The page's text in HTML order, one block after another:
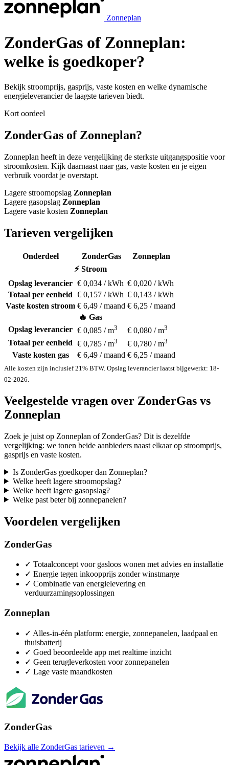
Zonneplan
ZonderGas of Zonneplan:
welke is goedkoper?
Bekijk stroomprijs, gasprijs, vaste kosten en welke dynamische
energieleverancier de laagste tarieven biedt.
Kort oordeel
ZonderGas of Zonneplan?
Zonneplan heeft in deze vergelijking de sterkste uitgangspositie voor
stroomkosten. Kijk daarnaast naar gas, vaste kosten en je eigen
verbruik voordat je overstapt.
Lagere stroomopslag Zonneplan
Lagere gasopslag Zonneplan
Lagere vaste kosten Zonneplan
Tarieven vergelijken
Onderdeel ZonderGas
Zonneplan
⚡ Stroom
Opslag leverancier € 0,034 / kWh € 0,020 / kWh
Totaal per eenheid € 0,157 / kWh € 0,143 / kWh
Vaste kosten stroom € 6,49 / maand € 6,25 / maand
🔥 Gas
Opslag leverancier € 0,085 / m3 € 0,080 / m3
Totaal per eenheid € 0,785 / m3 € 0,780 / m3
Vaste kosten gas € 6,49 / maand € 6,25 / maand
Alle kosten zijn inclusief 21% BTW. Opslag leverancier laatst bijgewerkt: 18-
02-2026.
Veelgestelde vragen over ZonderGas vs
Zonneplan
Zoek je juist op Zonneplan of ZonderGas? Dit is dezelfde
vergelijking: we tonen beide aanbieders naast elkaar op stroomprijs,
gasprijs en vaste kosten.
Is ZonderGas goedkoper dan Zonneplan?
Welke heeft lagere stroomopslag?
Welke heeft lagere gasopslag?
Welke past beter bij zonnepanelen?
Voordelen vergelijken
ZonderGas
✓ Totaalconcept voor gasloos wonen met advies en installatie
✓ Energie tegen inkoopprijs zonder winstmarge
✓ Combinatie van energielevering en
verduurzamingsoplossingen
Zonneplan
✓ Alles-in-één platform: energie, zonnepanelen, laadpaal en
thuisbatterij
✓ Goed beoordeelde app met realtime inzicht
✓ Geen terugleverkosten voor zonnepanelen
✓ Lage vaste maandkosten
ZonderGas
Bekijk alle ZonderGas tarieven →